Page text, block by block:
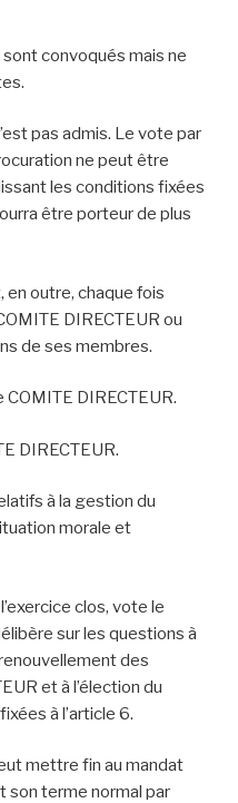
convoqués mais ne
pas admis. Le vote par
ne peut être
les conditions fixées
être porteur de plus
en outre, chaque fois
DIRECTEUR ou
de ses membres.
DIRECTEUR.
DIRECTEUR.
à la gestion du
morale et
clos, vote le
sur les questions à
des
et à l’élection du
à l’article 6.
mettre fin au mandat
son terme normal par